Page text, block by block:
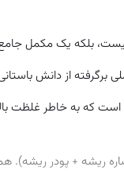
بلکه یک مکمل جامع
است که به خاطر غلظت
ریشه + پودر ریشه).